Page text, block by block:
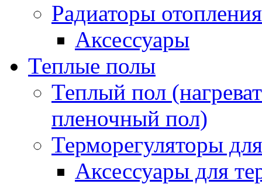
Радиаторы отопления
Аксессуары
Теплые полы
Теплый пол
пленочный пол)
Терморегуляторы
Аксессуары для